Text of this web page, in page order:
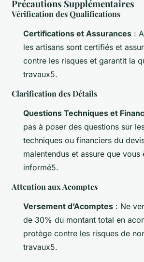
Précautions Supplémentaires
Vérification des Qualifications
Certifications et Assurances :
les artisans sont certifiés et
contre les risques et garantit la
travaux5.
Clarification des Détails
Questions Techniques et
pas à poser des questions sur
techniques ou financiers du
malentendus et assure que vous
informé5.
Attention aux Acomptes
Versement d’Acomptes : Ne
de 30% du montant total en
protège contre les risques de
travaux5.